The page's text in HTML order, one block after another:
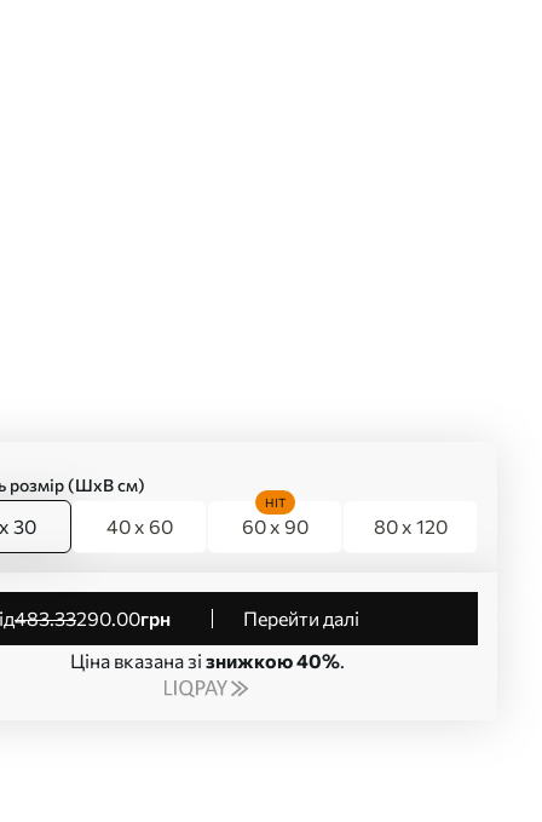
розмір (ШхВ см)
30 40 x 60 60 x 90
HIT
80 x 120
від483.33290.00грн
Перейти далі
Ціна вказана зі знижкою 40%.